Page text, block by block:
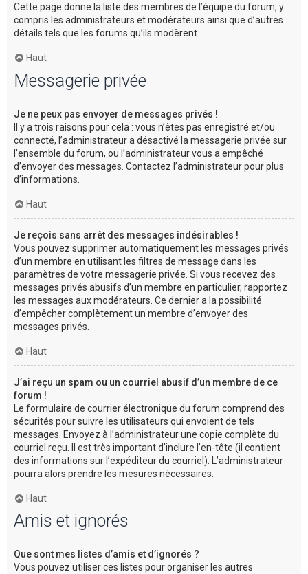
Cette page donne la liste des membres de l’équipe du forum, y
compris les administrateurs et modérateurs ainsi que d’autres
détails tels que les forums qu’ils modèrent.
Haut
Messagerie privée
Je ne peux pas envoyer de messages privés !
Il y a trois raisons pour cela : vous n’êtes pas enregistré et/ou
connecté, l’administrateur a désactivé la messagerie privée sur
l’ensemble du forum, ou l’administrateur vous a empêché
d’envoyer des messages. Contactez l’administrateur pour plus
d’informations.
Haut
Je reçois sans arrêt des messages indésirables !
Vous pouvez supprimer automatiquement les messages privés
d’un membre en utilisant les filtres de message dans les
paramètres de votre messagerie privée. Si vous recevez des
messages privés abusifs d’un membre en particulier, rapportez
les messages aux modérateurs. Ce dernier a la possibilité
d’empêcher complètement un membre d’envoyer des
messages privés.
Haut
J’ai reçu un spam ou un courriel abusif d’un membre de ce
forum !
Le formulaire de courrier électronique du forum comprend des
sécurités pour suivre les utilisateurs qui envoient de tels
messages. Envoyez à l’administrateur une copie complète du
courriel reçu. Il est très important d’inclure l’en-tête (il contient
des informations sur l’expéditeur du courriel). L’administrateur
pourra alors prendre les mesures nécessaires.
Haut
Amis et ignorés
Que sont mes listes d’amis et d’ignorés ?
Vous pouvez utiliser ces listes pour organiser les autres